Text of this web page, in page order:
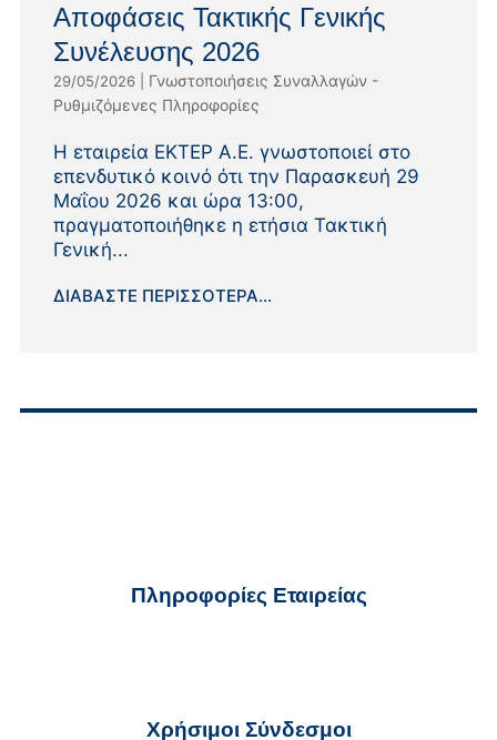
Αποφάσεις Τακτικής Γενικής
Συνέλευσης 2026
29/05/2026| Γνωστοποιήσεις Συναλλαγών -
Ρυθμιζόμενες Πληροφορίες
Η εταιρεία ΕΚΤΕΡ Α.Ε. γνωστοποιεί στο
επενδυτικό κοινό ότι την Παρασκευή 29
Μαΐου 2026 και ώρα 13:00,
πραγματοποιήθηκε η ετήσια Τακτική
Γενική...
ΔΙΑΒΆΣΤΕ ΠΕΡΙΣΣΌΤΕΡΑ...
Πληροφορίες Εταιρείας
Χρήσιμοι Σύνδεσμοι